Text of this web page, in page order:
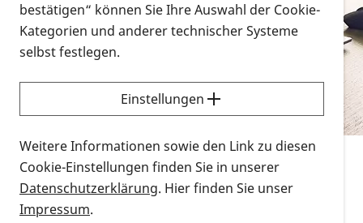
Alle Infomaterialien in verschiedenen
Formaten an einem Ort
Sie möchten wissen, wie Sie nach Infonmaterial
suchen und dieses bestellen bzw. herunterladen
können? Schauen Sie sich dieErklärvideos zum
Thema Infomaterial auf der PRO RETINA-Website
für blinde und sehbehinderte Menschen an.
Auf dieser Seite finden Sie sämtliches Infomaterial
bestätigen“ können Sie Ihre Auswahl der Cookie-
Kategorien und anderer technischer Systeme
selbst festlegen.
Einstellungen
Weitere Informationen sowie den Link zu diesen
Cookie-Einstellungen finden Sie in unserer
Datenschutzerklärung. Hier finden Sie unser
Impressum.